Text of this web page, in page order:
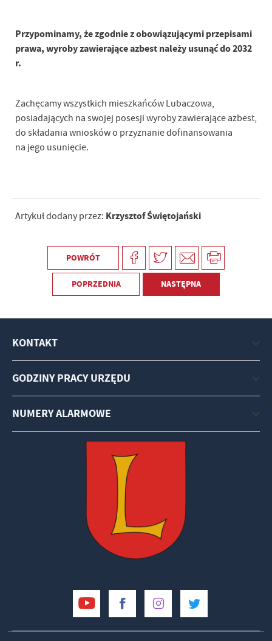
Przypominamy, że zgodnie z obowiązującymi przepisami
prawa, wyrobyzawierające azbest należy usunąć do 2032
r.
Zachęcamy wszystkich mieszkańców Lubaczowa,
posiadających na swojej posesji wyroby zawierające azbest,
do składania wniosków o przyznanie dofinansowania
na jego usunięcie.
Artykuł dodany przez: Krzysztof Świętojański
POWRÓT
POPRZEDNIA NASTĘPNA
KONTAKT
GODZINY PRACY URZĘDU
NUMERY ALARMOWE